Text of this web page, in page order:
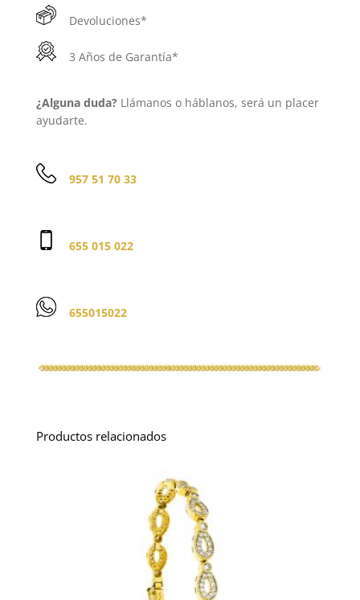
Devoluciones*
3 Años de Garantía*
¿Alguna duda?Llámanos o háblanos, será un placer
ayudarte.
957 51 70 33
655 015 022
655015022
Productos relacionados